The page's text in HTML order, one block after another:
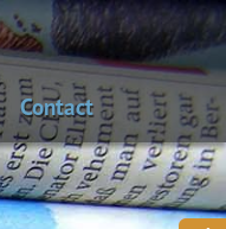
Contact
Alarmnummers